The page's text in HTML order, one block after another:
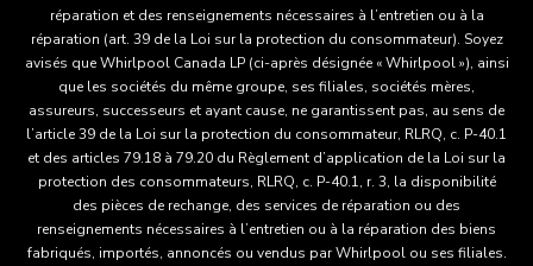
réparation et des renseignements nécessaires à l’entretien ou à la
réparation (art. 39 de la Loi sur la protection du consommateur). Soyez
avisés que Whirlpool Canada LP (ci-après désignée « Whirlpool »), ainsi
que les sociétés du même groupe, ses filiales, sociétés mères,
assureurs, successeurs et ayant cause, ne garantissent pas, au sens de
l’article 39 de la Loi sur la protection du consommateur, RLRQ, c. P-40.1
et des articles 79.18 à 79.20 du Règlement d’application de la Loi sur la
protection des consommateurs, RLRQ, c. P-40.1, r. 3, la disponibilité
des pièces de rechange, des services de réparation ou des
renseignements nécessaires à l’entretien ou à la réparation des biens
fabriqués, importés, annoncés ou vendus par Whirlpool ou ses filiales.